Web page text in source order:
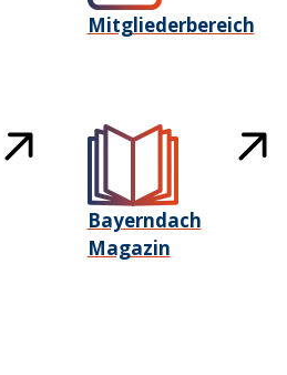
Mitgliederbereich
Bayerndach
Magazin